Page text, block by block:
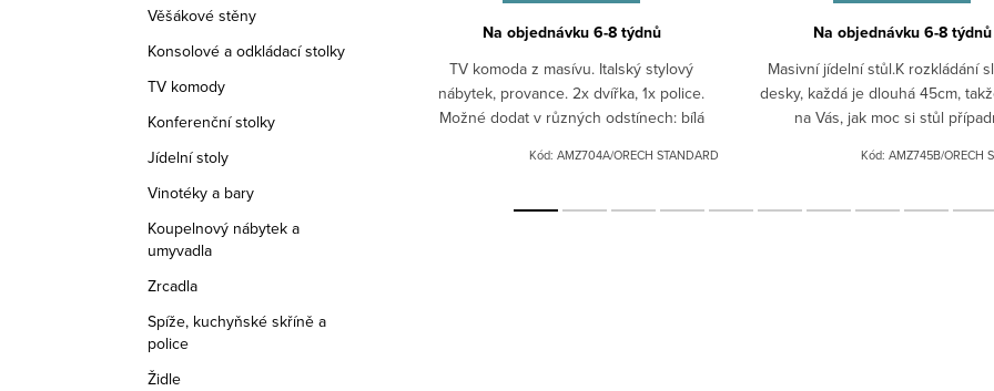
Věšákové stěny
Konsolové a odkládací stolky
TV komody
Konferenční stolky
Jídelní stoly
Vinotéky a bary
Koupelnový nábytek a
umyvadla
Zrcadla
Spíže, kuchyňské skříně a
police
Židle
Skladem
při práci. Psací plochu lze vytáhnout a tím
tak zvětšit její plochu.
Kód:AMZ_3107A/ORECH STANDARD
Na objednávku 6-8 týdnů
TV komoda z masívu. Italský stylový
nábytek, provance. 2x dvířka, 1x police.
Možné dodat v různých odstínech: bílá
provedení nás...
Kód: AMZ704A/ORECH STANDARD
Na objednávku 6-8 týdnů
Masivní jídelní stůl.K rozkládání
desky, každá je dlouhá 45cm,
na Vás, jak moc si stůl
různých odstínech:...
Kód: AMZ745B/ORECH